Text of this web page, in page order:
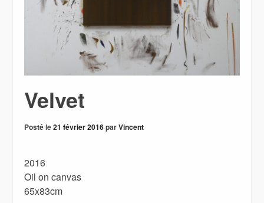
Velvet
Posté le21 février 2016parVincent
2016
Oil on canvas
65x83cm